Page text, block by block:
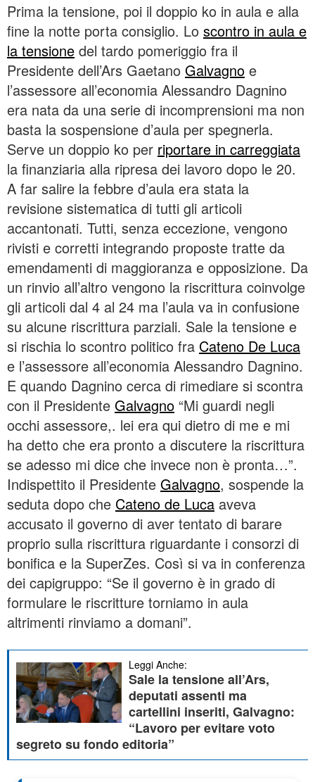
Prima la tensione, poi il doppio ko in aula e alla
fine la notte porta consiglio. Lo scontro in aula e
la tensione del tardo pomeriggio fra il
Presidente dell’Ars Gaetano Galvagno e
l’assessore all’economia Alessandro Dagnino
era nata da una serie di incomprensioni ma non
basta la sospensione d’aula per spegnerla.
Serve un doppio ko per riportare in carreggiata
la finanziaria alla ripresa dei lavoro dopo le 20.
A far salire la febbre d’aula era stata la
revisione sistematica di tutti gli articoli
accantonati. Tutti, senza eccezione, vengono
rivisti e corretti integrando proposte tratte da
emendamenti di maggioranza e opposizione. Da
un rinvio all’altro vengono la riscrittura coinvolge
gli articoli dal 4 al 24 ma l’aula va in confusione
su alcune riscrittura parziali. Sale la tensione e
si rischia lo scontro politico fra Cateno De Luca
e l’assessore all’economia Alessandro Dagnino.
E quando Dagnino cerca di rimediare si scontra
con il Presidente Galvagno “Mi guardi negli
occhi assessore,. lei era qui dietro di me e mi
ha detto che era pronto a discutere la riscrittura
se adesso mi dice che invece non è pronta…”.
Indispettito il Presidente Galvagno, sospende la
seduta dopo che Cateno de Luca aveva
accusato il governo di aver tentato di barare
proprio sulla riscrittura riguardante i consorzi di
bonifica e la SuperZes. Così si va in conferenza
dei capigruppo: “Se il governo è in grado di
formulare le riscritture torniamo in aula
altrimenti rinviamo a domani”.
Leggi Anche:
Sale la tensione all’Ars,
deputati assenti ma
cartellini inseriti, Galvagno:
“Lavoro per evitare voto
segreto su fondo editoria”